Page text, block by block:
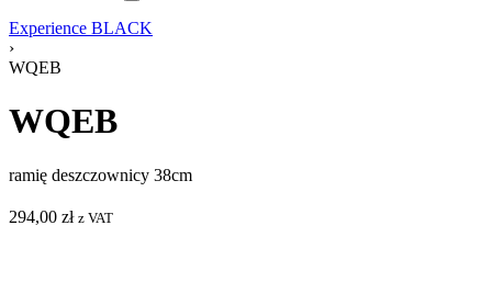
Experience BLACK
›
WQEB
WQEB
ramię deszczownicy 38cm
294,00 zł z VAT